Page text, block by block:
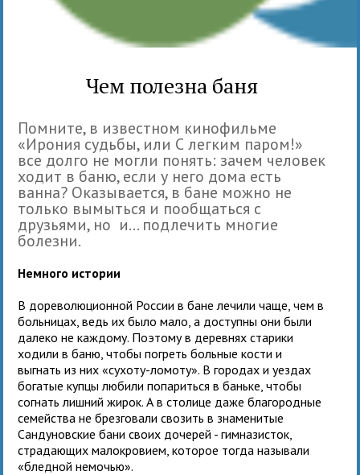
Чем полезна баня
Помните, в известном кинофильме
«Ирония судьбы, или С легким паром!»
все долго не могли понять: зачем человек
ходит в баню, если у него дома есть
ванна? Оказывается, в бане можно не
только вымыться и пообщаться с
друзьями, но и… подлечить многие
болезни.
Немного истории
В дореволюционной России в бане лечили чаще, чем в
больницах, ведь их было мало, а доступны они были
далеко не каждому. Поэтому в деревнях старики
ходили в баню, чтобы погреть больные кости и
выгнать из них «сухоту-ломоту». В городах и уездах
богатые купцы любили попариться в баньке, чтобы
согнать лишний жирок. А в столице даже благородные
семейства не брезговали свозить в знаменитые
Сандуновские бани своих дочерей - гимназисток,
страдающих малокровием, которое тогда называли
«бледной немочью».